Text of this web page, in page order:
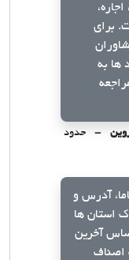
برای
ها به
حدود
آدرس و
استان ها
آخرین
اصناف